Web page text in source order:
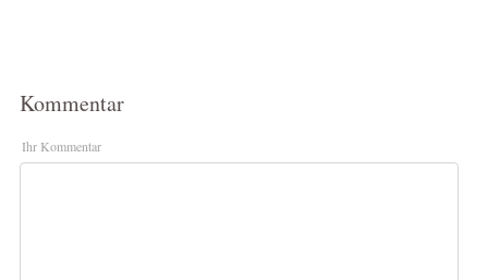
Kommentar
Ihr Kommentar